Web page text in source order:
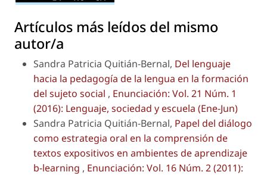
Artículos más leídos del mismo
autor/a
Sandra Patricia Quitián-Bernal, Del lenguaje
hacia la pedagogía de la lengua en la formación
del sujeto social , Enunciación: Vol. 21 Núm. 1
(2016): Lenguaje, sociedad y escuela (Ene-Jun)
Sandra Patricia Quitián-Bernal, Papel del diálogo
como estrategia oral en la comprensión de
textos expositivos en ambientes de aprendizaje
b-learning , Enunciación: Vol. 16 Núm. 2 (2011):